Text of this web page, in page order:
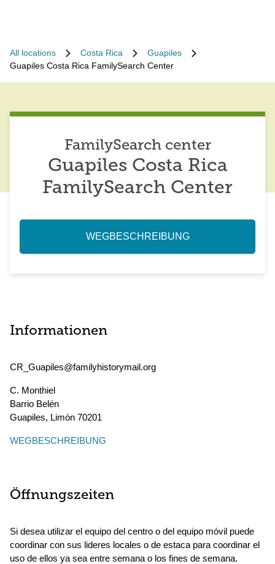
All locations Costa Rica
Guapiles
Guapiles Costa Rica FamilySearch Center
FamilySearch center
Guapiles Costa Rica
FamilySearch Center
WEGBESCHREIBUNG
Informationen
CR_Guapiles@familyhistorymail.org
C. Monthiel
Barrio Belén
Guapiles, Limón 70201
WEGBESCHREIBUNG
Öffnungszeiten
Si desea utilizar el equipo del centro o del equipo móvil puede
coordinar con sus lideres locales o de estaca para coordinar el
uso de ellos ya sea entre semana o los fines de semana.